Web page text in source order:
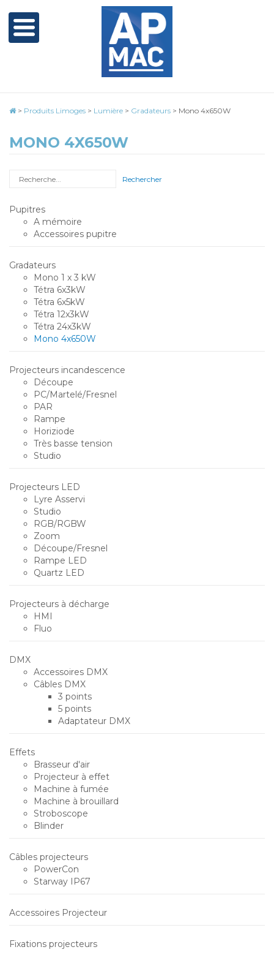
> Produits Limoges > Lumière > Gradateurs > Mono 4x650W
MONO 4X650W
Rechercher
Pupitres
A mémoire
Accessoires pupitre
Gradateurs
Mono 1 x 3 kW
Tétra 6x3kW
Tétra 6x5kW
Tétra 12x3kW
Tétra 24x3kW
Mono 4x650W
Projecteurs incandescence
Découpe
PC/Martelé/Fresnel
PAR
Rampe
Horiziode
Très basse tension
Studio
Projecteurs LED
Lyre Asservi
Studio
RGB/RGBW
Zoom
Découpe/Fresnel
Rampe LED
Quartz LED
Projecteurs à décharge
HMI
Fluo
DMX
Accessoires DMX
Câbles DMX
3 points
5 points
Adaptateur DMX
Effets
Brasseur d'air
Projecteur à effet
Machine à fumée
Machine à brouillard
Stroboscope
Blinder
Câbles projecteurs
PowerCon
Starway IP67
Accessoires Projecteur
Fixations projecteurs